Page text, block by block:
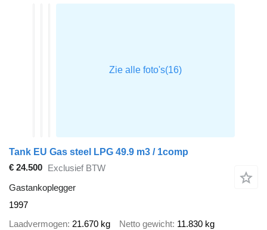
Tank EU Gas steel LPG 49.9 m3 / 1comp
€ 24.500 Exclusief BTW
Gastankoplegger
1997
Laadvermogen 21.670 kg Netto gewicht 11.830 kg